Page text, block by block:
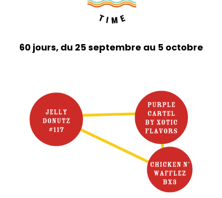
60 jours, du 25 septembre au 5 octobre